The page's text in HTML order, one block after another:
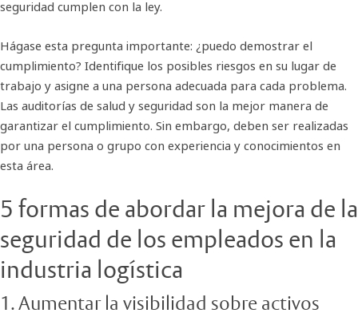
seguridad cumplen con la ley.
Hágase esta pregunta importante: ¿puedo demostrar el
cumplimiento? Identifique los posibles riesgos en su lugar de
trabajo y asigne a una persona adecuada para cada problema.
Las auditorías de salud y seguridad son la mejor manera de
garantizar el cumplimiento. Sin embargo, deben ser realizadas
por una persona o grupo con experiencia y conocimientos en
esta área.
5 formas de abordar la mejora de la
seguridad de los empleados en la
industria logística
1. Aumentar la visibilidad sobre activos